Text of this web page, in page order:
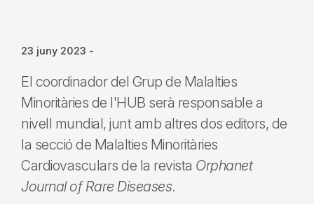
23 juny 2023 -
El coordinador del Grup de Malalties
Minoritàries de l'HUB serà responsable a
nivell mundial, junt amb altres dos editors, de
la secció de Malalties Minoritàries
Cardiovasculars de la revista Orphanet
Journal of Rare Diseases.